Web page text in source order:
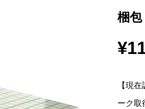
梱包
¥
【現
ーク取